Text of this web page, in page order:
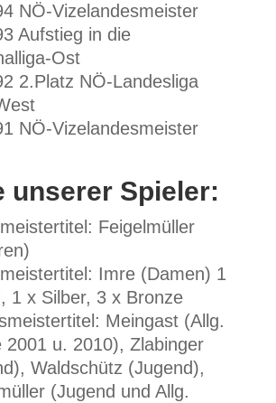
NÖ-Vizelandesmeister
Aufstieg in die
Ost
2.Platz NÖ-Landesliga
NÖ-Vizelandesmeister
unserer Spieler:
Feigelmüller
Imre (Damen) 1
1 x Silber, 3 x Bronze
Meingast (Allg.
2001 u. 2010), Zlabinger
Waldschütz (Jugend),
(Jugend und Allg.